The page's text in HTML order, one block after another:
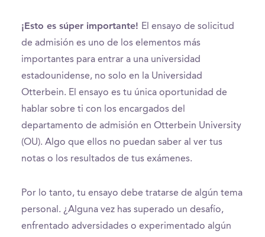
¡Esto es súper importante! El ensayo de solicitud
de admisión es uno de los elementos más
importantes para entrar a una universidad
estadounidense, no solo en la Universidad
Otterbein. El ensayo es tu única oportunidad de
hablar sobre ti con los encargados del
departamento de admisión en Otterbein University
(OU). Algo que ellos no puedan saber al ver tus
notas o los resultados de tus exámenes.
Por lo tanto, tu ensayo debe tratarse de algún tema
personal. ¿Alguna vez has superado un desafío,
enfrentado adversidades o experimentado algún